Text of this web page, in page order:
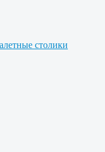
столики